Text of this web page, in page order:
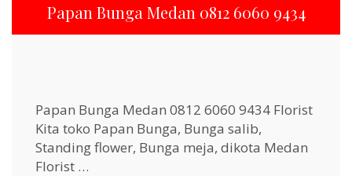
Papan Bunga Medan 0812 6060 9434
Papan Bunga Medan 0812 6060 9434 Florist
Kita toko Papan Bunga, Bunga salib,
Standing flower, Bunga meja, dikota Medan
Florist …